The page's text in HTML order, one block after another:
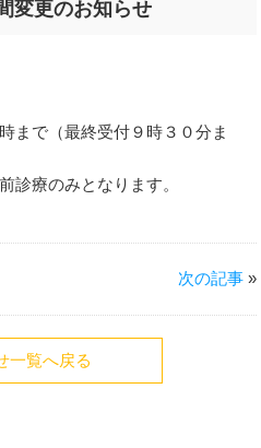
変更のお知らせ
まで（最終受付９時３０分ま
診療のみとなります。
次の記事»
一覧へ戻る